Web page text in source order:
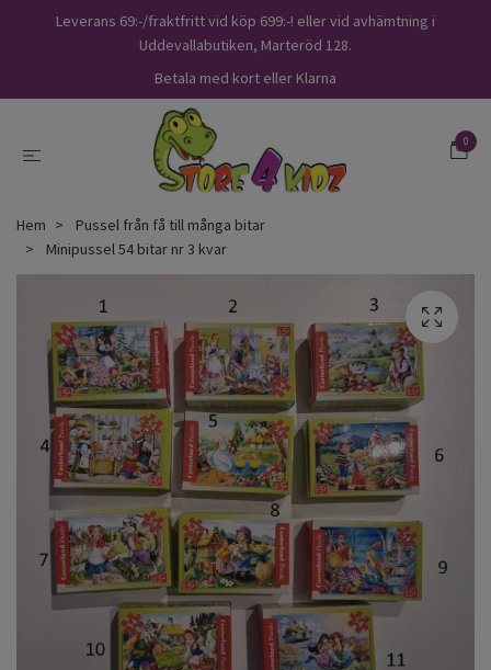
Leverans 69:-/fraktfritt vid köp 699:-! eller vid avhämtning i
Uddevallabutiken, Marteröd 128.
Betala med kort eller Klarna
0
Hem
Pussel från få till många bitar
Minipussel 54 bitar nr 3 kvar